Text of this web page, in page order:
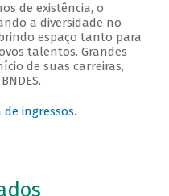
de existência, o
a diversidade no
espaço tanto para
talentos. Grandes
de suas carreiras,
de ingressos.